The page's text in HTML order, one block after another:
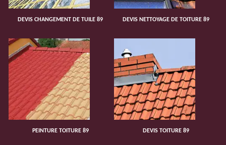
DEVIS CHANGEMENT DE TUILE 89 DEVIS NETTOYAGE DE TOITURE 89
PEINTURE TOITURE 89 DEVIS TOITURE 89